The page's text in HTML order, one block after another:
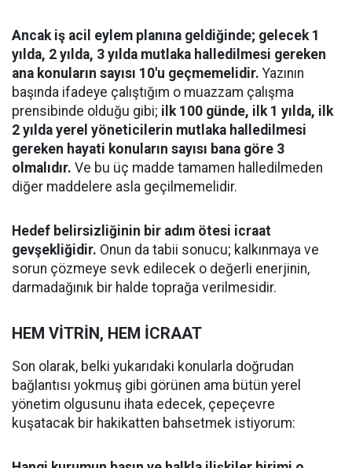
Ancak iş acil eylem planına geldiğinde; gelecek 1
yılda, 2 yılda, 3 yılda mutlaka halledilmesi gereken
ana konuların sayısı 10'u geçmemelidir. Yazının
başında ifadeye çalıştığım o muazzam çalışma
prensibinde olduğu gibi; ilk 100 günde, ilk 1 yılda, ilk
2 yılda yerel yöneticilerin mutlaka halledilmesi
gereken hayati konuların sayısı bana göre 3
olmalıdır. Ve bu üç madde tamamen halledilmeden
diğer maddelere asla geçilmemelidir.
Hedef belirsizliğinin bir adım ötesi icraat
gevşekliğidir. Onun da tabii sonucu; kalkınmaya ve
sorun çözmeye sevk edilecek o değerli enerjinin,
darmadağınık bir halde toprağa verilmesidir.
​HEM VİTRİN, HEM İCRAAT
​Son olarak, belki yukarıdaki konularla doğrudan
bağlantısı yokmuş gibi görünen ama bütün yerel
yönetim olgusunu ihata edecek, çepeçevre
kuşatacak bir hakikatten bahsetmek istiyorum: